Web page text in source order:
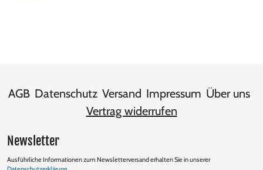
AGB Datenschutz Versand Impressum Über uns
Vertrag widerrufen
Newsletter
Ausführliche Informationen zum Newsletterversand erhalten Sie in unserer